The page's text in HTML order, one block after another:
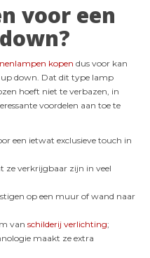
voor een
kopen dus voor kan
up down. Dat dit type lamp
hoeft niet te verbazen, in
voordelen aan toe te
een ietwat exclusieve touch in
ze verkrijgbaar zijn in veel
op een muur of wand naar
van schilderij verlichting;
maakt ze extra